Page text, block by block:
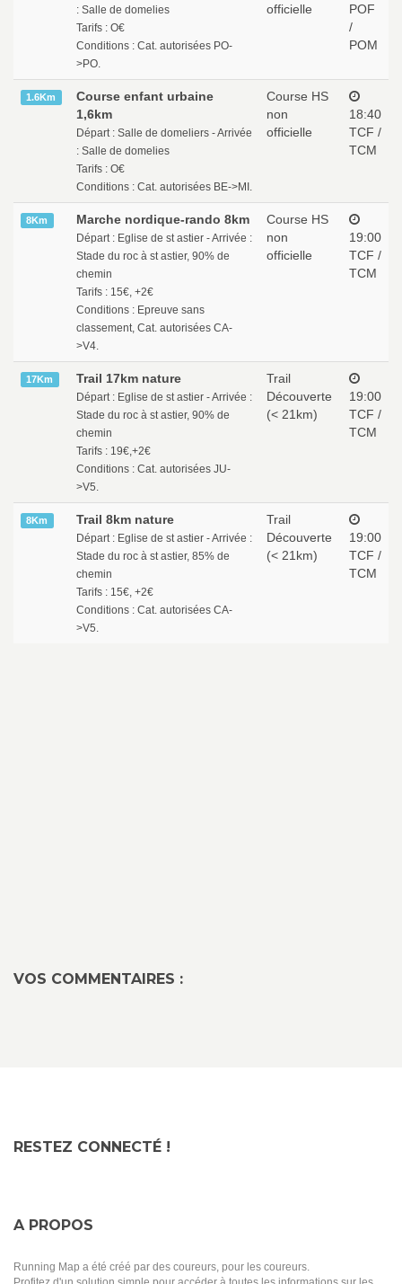
: Salle de domelies
Tarifs : O€
Conditions : Cat. autorisées PO-
>PO.
officielle
POF
/
POM
1.6Km
Course enfant urbaine
1,6km
Départ : Salle de domeliers - Arrivée
: Salle de domelies
Tarifs : O€
Conditions : Cat. autorisées BE->MI.
Course HS
non
officielle
18:40
TCF /
TCM
8Km Marche nordique-rando 8km
Départ : Eglise de st astier - Arrivée :
Stade du roc à st astier, 90% de
chemin
Tarifs : 15€, +2€
Conditions : Epreuve sans
classement, Cat. autorisées CA-
>V4.
Course HS
non
officielle
19:00
TCF /
TCM
17Km Trail 17km nature
Départ : Eglise de st astier - Arrivée :
Stade du roc à st astier, 90% de
chemin
Tarifs : 19€,+2€
Conditions : Cat. autorisées JU-
>V5.
Trail
Découverte
(< 21km)
19:00
TCF /
TCM
8Km Trail 8km nature
Départ : Eglise de st astier - Arrivée :
Stade du roc à st astier, 85% de
chemin
Tarifs : 15€, +2€
Conditions : Cat. autorisées CA-
>V5.
Trail
Découverte
(< 21km)
19:00
TCF /
TCM
VOS COMMENTAIRES :
RESTEZ CONNECTÉ !
A PROPOS
Running Map a été créé par des coureurs, pour les coureurs.